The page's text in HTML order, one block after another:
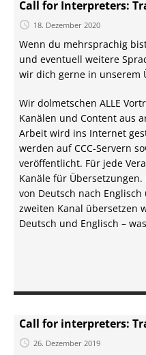
Call for Interpreters:
18. Dezember 2020
Wenn du mehrsprachig
und eventuell weitere
wir dich gerne in unserem
Wir dolmetschen ALLE
Kanälen und Content aus
Arbeit wird ins Internet
werden auf CCC-Servern
veröffentlicht. Für jede
Kanäle für
von Deutsch nach
zweiten Kanal übersetzen
Deutsch und Englisch –
Call for interpreters:
26. Dezember 2019